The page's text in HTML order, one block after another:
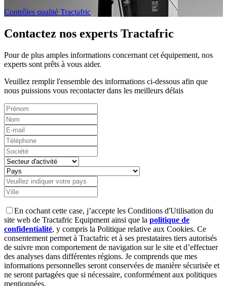
Contrôles qualité Tractafric
Contactez nos experts Tractafric
Pour de plus amples informations concernant cet équipement, nos
experts sont prêts à vous aider.
Veuillez remplir l'ensemble des informations ci-dessous afin que
nous puissions vous recontacter dans les meilleurs délais
En cochant cette case, j’accepte les Conditions d'Utilisation du
site web de Tractafric Equipment ainsi que la politique de
confidentialité, y compris la Politique relative aux Cookies. Ce
consentement permet à Tractafric et à ses prestataires tiers autorisés
de suivre mon comportement de navigation sur le site et d’effectuer
des analyses dans différentes régions. Je comprends que mes
informations personnelles seront conservées de manière sécurisée et
ne seront partagées que si nécessaire, conformément aux politiques
mentionnées.